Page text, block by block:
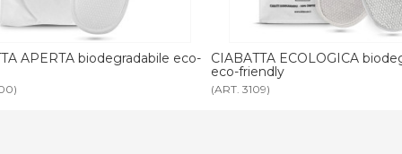
APERTA biodegradabile eco-
CIABATTA ECOLOGICA
eco-friendly
(ART. 3109)